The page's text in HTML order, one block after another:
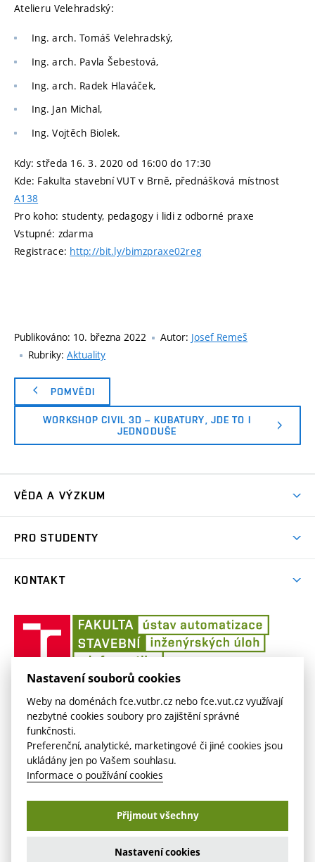
Atelieru Velehradský:
Ing. arch. Tomáš Velehradský,
Ing. arch. Pavla Šebestová,
Ing. arch. Radek Hlaváček,
Ing. Jan Michal,
Ing. Vojtěch Biolek.
Kdy: středa 16. 3. 2020 od 16:00 do 17:30
Kde: Fakulta stavební VUT v Brně, přednášková místnost
A138
Pro koho: studenty, pedagogy i lidi z odborné praxe
Vstupné: zdarma
Registrace: http://bit.ly/bimzpraxe02reg
Publikováno: 10. března 2022 Autor: Josef Remeš
Rubriky: Aktuality
POMVĚDI
WORKSHOP CIVIL 3D – KUBATURY, JDE TO I
JEDNODUŠE
VĚDA A VÝZKUM
PRO STUDENTY
Šablony
KONTAKT
Veveří 331/95
602 00 Brno
aiu.fce.vut.cz
Copyright © VUT v Brně2026
Nastavení cookies
Nastavení souborů cookies
Weby na doménách fce.vutbr.cz nebo fce.vut.cz využívají
nezbytné cookies soubory pro zajištění správné
funkčnosti.
Preferenční, analytické, marketingové či jiné cookies jsou
ukládány jen po Vašem souhlasu.
Informace o používání cookies
Přijmout všechny
Nastavení cookies